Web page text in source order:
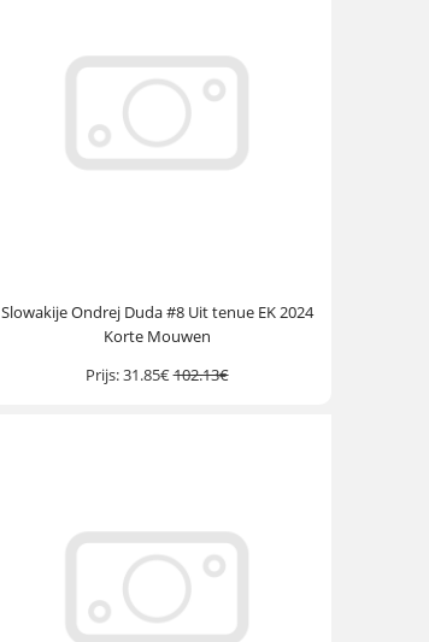
Slowakije Ondrej Duda #8 Uit tenue EK 2024
Korte Mouwen
Prijs:31.85€102.13€